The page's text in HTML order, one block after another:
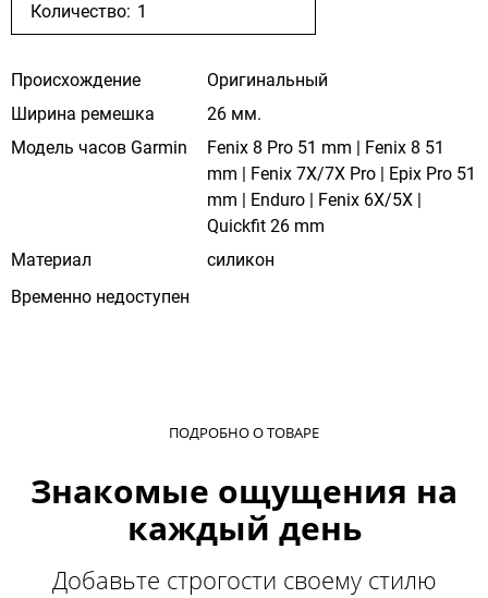
Количество:
Происхождение
Оригинальный
Ширина ремешка
26 мм.
Модель часов Garmin
Fenix 8 Pro 51 mm | Fenix 8 51
mm | Fenix 7X/7X Pro | Epix Pro 51
mm | Enduro | Fenix 6X/5X |
Quickfit 26 mm
Материал
силикон
Временно недоступен
ПОДРОБНО О ТОВАРЕ
Знакомые ощущения на
каждый день
Добавьте строгости своему стилю